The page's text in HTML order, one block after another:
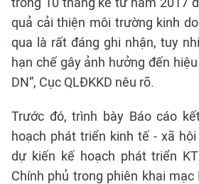
quả cải thiện môi trường kinh
qua là rất đáng ghi nhận, tuy
hạn chế gây ảnh hưởng đến
DN”, Cục QLĐKKD nêu rõ.
Trước đó, trình bày Báo cáo
hoạch phát triển kinh tế - xã
dự kiến kế hoạch phát triển
Chính phủ trong phiên khai mạc